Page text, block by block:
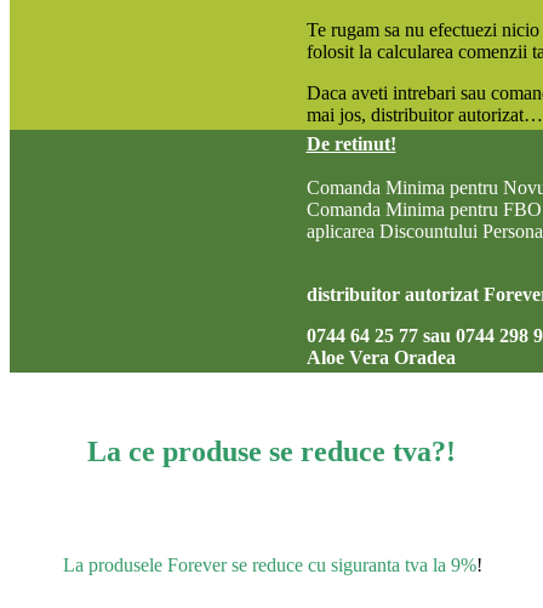
Te rugam sa nu efectuezi
folosit la calcularea comenzii
Daca aveti intrebari sau
mai jos, distribuitor autorizat…
De retinut!
Comanda Minima pentru
Comanda Minima pentru
aplicarea Discountului
distribuitor autorizat
0744 64 25 77 sau 0744 298
Aloe Vera Oradea
La ce produse se reduce tva?!
La produsele Forever se reduce cu siguranta tva la 9%!